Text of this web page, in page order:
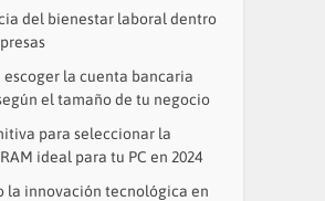
del bienestar laboral dentro
escoger la cuenta bancaria
el tamaño de tu negocio
para seleccionar la
ideal para tu PC en 2024
la innovación tecnológica en